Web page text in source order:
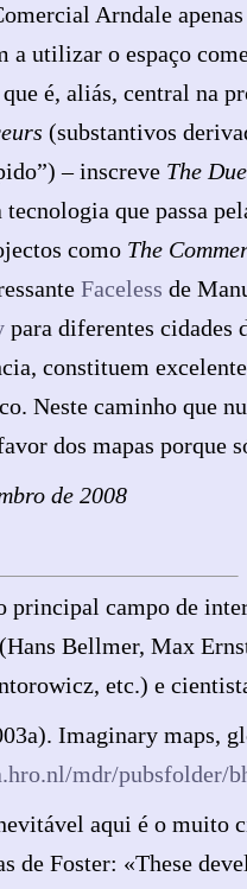
Arndale
a utilizar o espaço
é, aliás, central na
(substantivos
– inscreve The
que passa
como The
Faceless de
para diferentes cidades
constituem
Neste caminho que
dos mapas porque
de 2008
principal campo de
Bellmer, Max
etc.) e
Imaginary maps,
mdr/pubsfolder/
aqui é o muito
de Foster: «These